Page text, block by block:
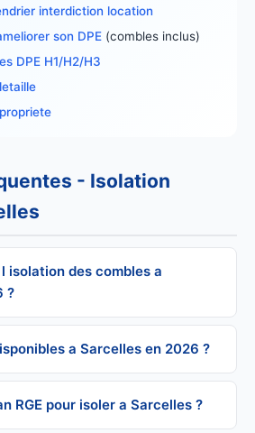
interdiction location
son DPE (combles inclus)
DPE H1/H2/H3
- Isolation
isolation des combles a
?
a Sarcelles en 2026 ?
RGE pour isoler a Sarcelles ?